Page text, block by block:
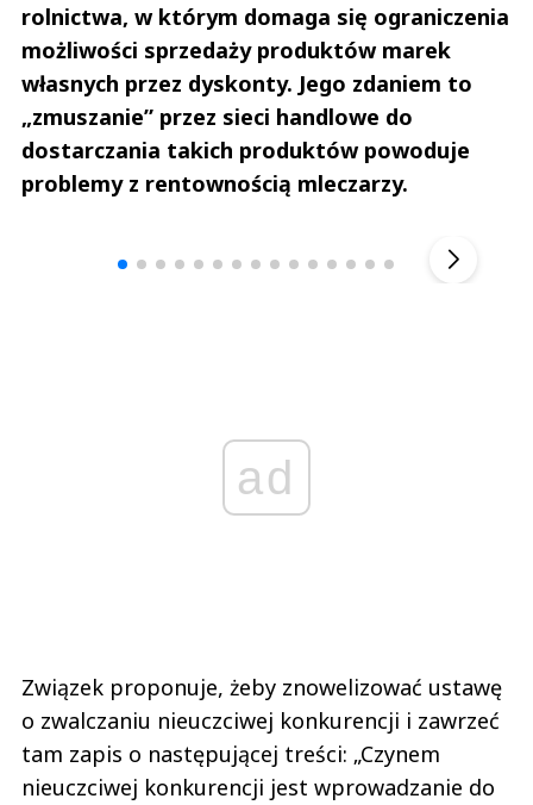
rolnictwa, w którym domaga się ograniczenia
możliwości sprzedaży produktów marek
własnych przez dyskonty. Jego zdaniem to
„zmuszanie” przez sieci handlowe do
dostarczania takich produktów powoduje
problemy z rentownością mleczarzy.
ad
Związek proponuje, żeby znowelizować ustawę
o zwalczaniu nieuczciwej konkurencji i zawrzeć
tam zapis o następującej treści: „Czynem
nieuczciwej konkurencji jest wprowadzanie do